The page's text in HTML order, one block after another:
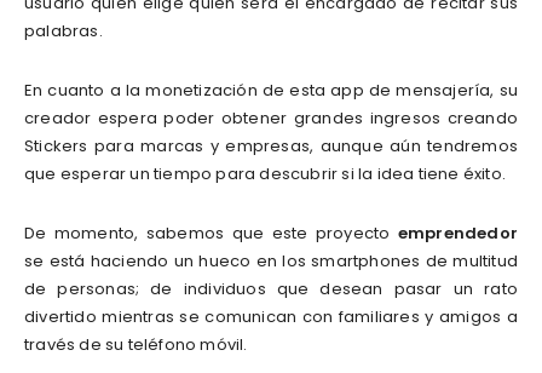
palabras.
En cuanto a la monetización de esta app de mensajería, su
creador espera poder obtener grandes ingresos creando
Stickers para marcas y empresas, aunque aún tendremos
que esperar un tiempo para descubrir si la idea tiene éxito.
De momento, sabemos que este proyecto emprendedor
se está haciendo un hueco en los smartphones de multitud
de personas; de individuos que desean pasar un rato
divertido mientras se comunican con familiares y amigos a
través de su teléfono móvil.